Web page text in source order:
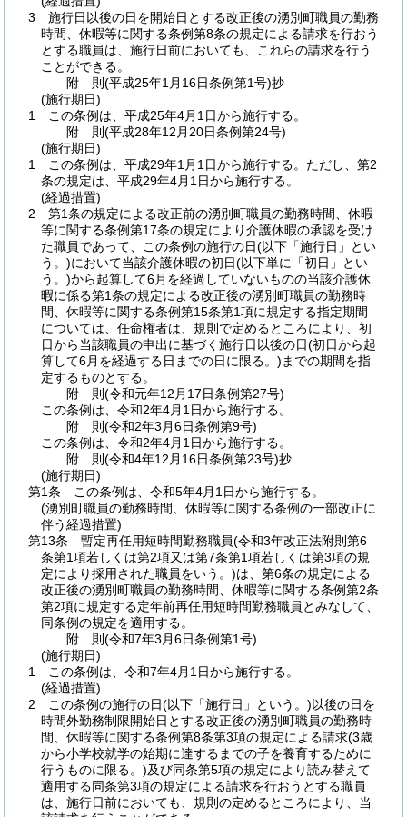
3
施行日以後の日を開始日とする改正後の湧別町職員の勤務
時間、休暇等に関する条例第8条の規定による請求を行おう
とする職員は、施行日前においても、これらの請求を行う
ことができる。
附 則(平成25年1月16日条例第1号)抄
(施行期日)
1
この条例は、平成25年4月1日から施行する。
附 則(平成28年12月20日条例第24号)
(施行期日)
1
この条例は、平成29年1月1日から施行する。 ただし、第2
条の規定は、平成29年4月1日から施行する。
(経過措置)
2
第1条の規定による改正前の湧別町職員の勤務時間、休暇
等に関する条例第17条の規定により介護休暇の承認を受け
た職員であって、この条例の施行の日(以下「施行日」とい
う。)において当該介護休暇の初日(以下単に「初日」とい
う。)から起算して6月を経過していないものの当該介護休
暇に係る第1条の規定による改正後の湧別町職員の勤務時
間、休暇等に関する条例第15条第1項に規定する指定期間
については、任命権者は、規則で定めるところにより、初
日から当該職員の申出に基づく施行日以後の日(初日から起
算して6月を経過する日までの日に限る。) までの期間を指
定するものとする。
附 則(令和元年12月17日条例第27号)
この条例は、令和2年4月1日から施行する。
附 則(令和2年3月6日条例第9号)
この条例は、令和2年4月1日から施行する。
附 則(令和4年12月16日条例第23号)抄
(施行期日)
第1条
この条例は、令和5年4月1日から施行する。
(湧別町職員の勤務時間、休暇等に関する条例の一部改正に
伴う経過措置)
第13条
暫定再任用短時間勤務職員(令和3年改正法附則第6
条第1項若しくは第2項又は第7条第1項若しくは第3項の規
定により採用された職員をいう。)は、第6条の規定による
改正後の湧別町職員の勤務時間、休暇等に関する条例第2条
第2項に規定する定年前再任用短時間勤務職員とみなして、
同条例の規定を適用する。
附 則(令和7年3月6日条例第1号)
(施行期日)
1
この条例は、令和7年4月1日から施行する。
(経過措置)
2
この条例の施行の日(以下「施行日」という。)以後の日を
時間外勤務制限開始日とする改正後の湧別町職員の勤務時
間、休暇等に関する条例第8条第3項の規定による請求(3歳
から小学校就学の始期に達するまでの子を養育するために
行うものに限る。)及び同条第5項の規定により読み替えて
適用する同条第3項の規定による請求を行おうとする職員
は、施行日前においても、規則の定めるところにより、当